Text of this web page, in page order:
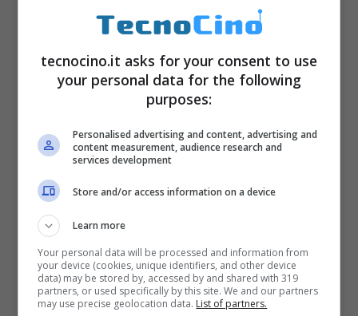
tecnocino.it asks for your consent to use
your personal data for the following
purposes:
Personalised advertising and content, advertising and
content measurement, audience research and
services development
Store and/or access information on a device
Learn more
Your personal data will be processed and information from
your device (cookies, unique identifiers, and other device
data) may be stored by, accessed by and shared with 319
partners, or used specifically by this site. We and our partners
may use precise geolocation data. List of partners.